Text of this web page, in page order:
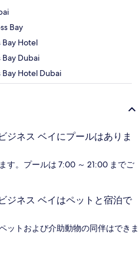
Bay
Bay Hotel
Bay Dubai
Bay Hotel Dubai
ジネス ベイにプールはありま
す。プールは 7:00 ～ 21:00 までご
ジネス ベイはペットと宿泊で
ットおよび介助動物の同伴はできま